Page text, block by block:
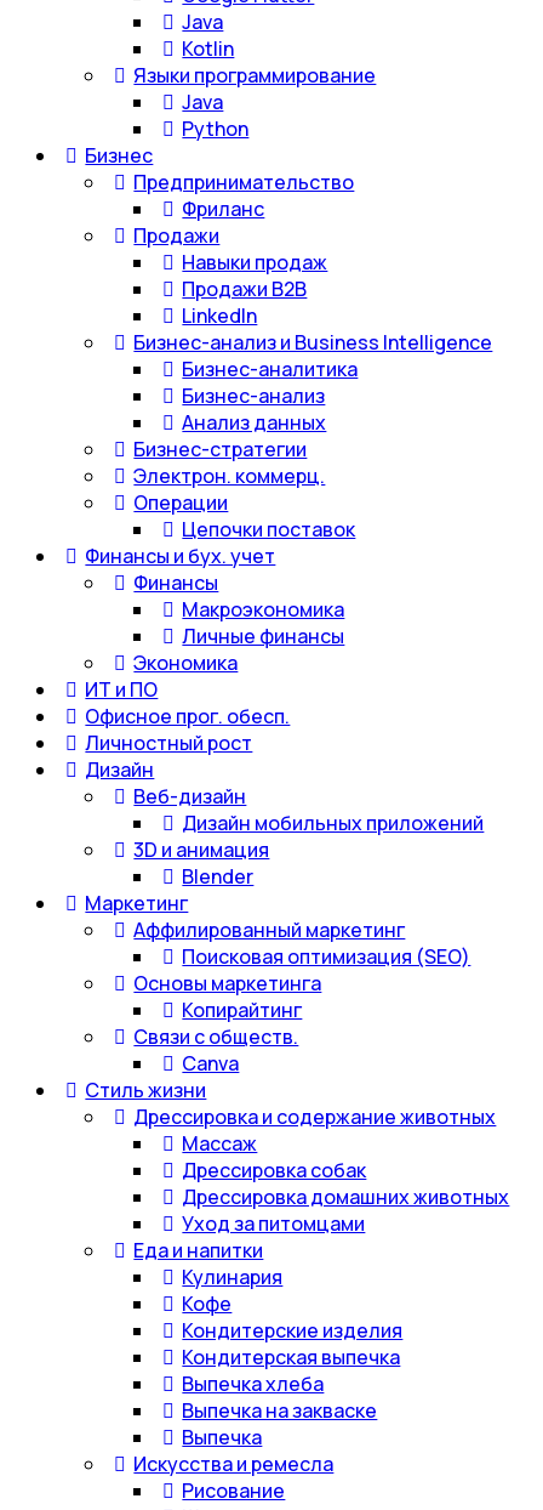
Java
Kotlin
Языки программирование
Java
Python
Бизнес
Предпринимательство
Фриланс
Продажи
Навыки продаж
Продажи B2B
LinkedIn
Бизнес-анализ и Business Intelligence
Бизнес-аналитика
Бизнес-анализ
Анализ данных
Бизнес-стратегии
Электрон. коммерц.
Операции
Цепочки поставок
Финансы и бух. учет
Финансы
Макроэкономика
Личные финансы
Экономика
ИТ и ПО
Офисное прог. обесп.
Личностный рост
Дизайн
Веб-дизайн
Дизайн мобильных приложений
3D и анимация
Blender
Маркетинг
Аффилированный маркетинг
Поисковая оптимизация (SEO)
Основы маркетинга
Копирайтинг
Связи с обществ.
Canva
Стиль жизни
Дрессировка и содержание животных
Массаж
Дрессировка собак
Дрессировка домашних животных
Уход за питомцами
Еда и напитки
Кулинария
Кофе
Кондитерские изделия
Кондитерская выпечка
Выпечка хлеба
Выпечка на закваске
Выпечка
Искусства и ремесла
Рисование